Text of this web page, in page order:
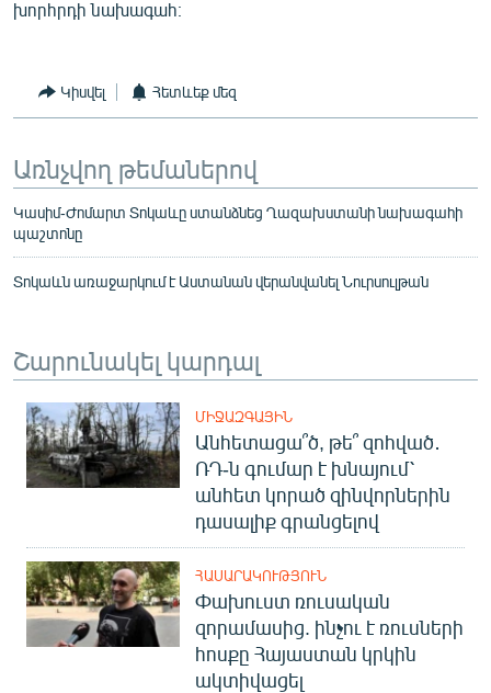
խորհրդի նախագահ։
Կիսվել Հետևեք մեզ
Առնչվող թեմաներով
Կասիմ-Ժոմարտ Տոկաևը ստանձնեց Ղազախստանի նախագահի
պաշտոնը
Տոկաևն առաջարկում է Աստանան վերանվանել Նուրսուլթան
Շարունակել կարդալ
ՄԻՋԱԶԳԱՅԻՆ
Անհետացա՞ծ, թե՞ զոհված․
ՌԴ-ն գումար է խնայում՝
անհետ կորած զինվորներին
դասալիք գրանցելով
ՀԱՍԱՐԱԿՈՒԹՅՈՒՆ
Փախուստ ռուսական
զորամասից. ինչու է ռուսների
հոսքը Հայաստան կրկին
ակտիվացել